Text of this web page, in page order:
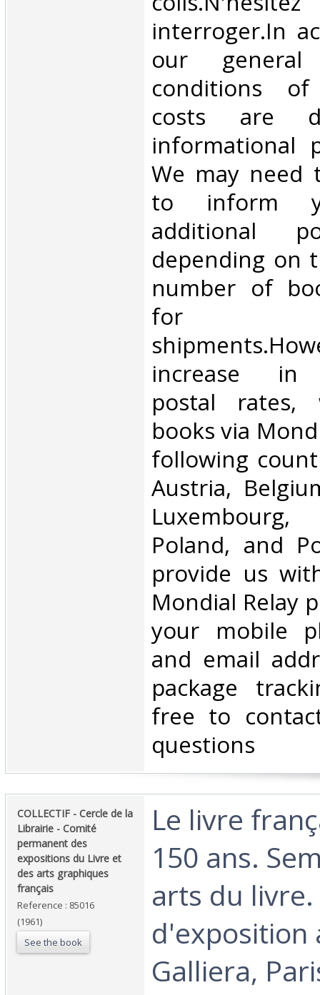
interroger.In
our
conditions of
costs are
informational
We may need
to inform
additional
depending on
number of
for
increase in
postal
books via
following
Austria,
Poland, and
provide us
Mondial Relay
your mobile
and email
package
free to
questions‎
‎COLLECTIF - Cercle de la
Librairie - Comité
permanent des
expositions du Livre et
des arts graphiques
français‎
Reference : 85016
(1961)
See the book
‎Le livre
150 ans.
arts du
d'exposition
Galliera,